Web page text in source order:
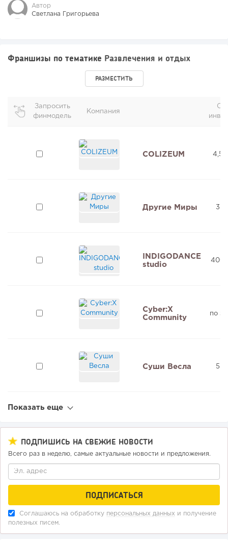
Автор
Светлана Григорьева
Франшизы по тематике Развлечения и отдых
РАЗМЕСТИТЬ
Запросить
финмодель
Компания
COLIZEUM 4,5
Другие Миры 3
INDIGODANCE
studio
400
Cyber:X
Community
по
Суши Весла 5
Показать еще
ПОДПИШИСЬ НА СВЕЖИЕ НОВОСТИ
Всего раз в неделю, самые актуальные новости и предложения.
Соглашаюсь на обработку персональных данных и получение
полезных писем.